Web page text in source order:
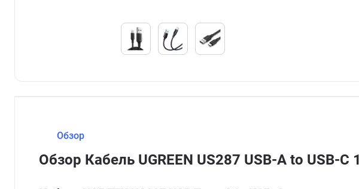
Обзор
Обзор Кабель UGREEN US287 USB-A to USB-